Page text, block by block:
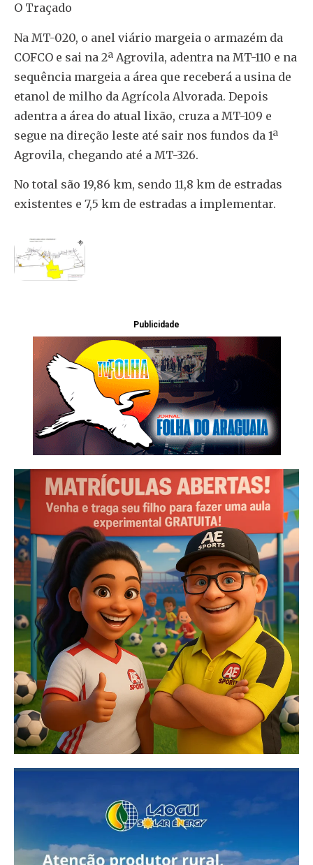
O Traçado
Na MT-020, o anel viário margeia o armazém da
COFCO e sai na 2ª Agrovila, adentra na MT-110 e na
sequência margeia a área que receberá a usina de
etanol de milho da Agrícola Alvorada. Depois
adentra a área do atual lixão, cruza a MT-109 e
segue na direção leste até sair nos fundos da 1ª
Agrovila, chegando até a MT-326.
No total são 19,86 km, sendo 11,8 km de estradas
existentes e 7,5 km de estradas a implementar.
Publicidade